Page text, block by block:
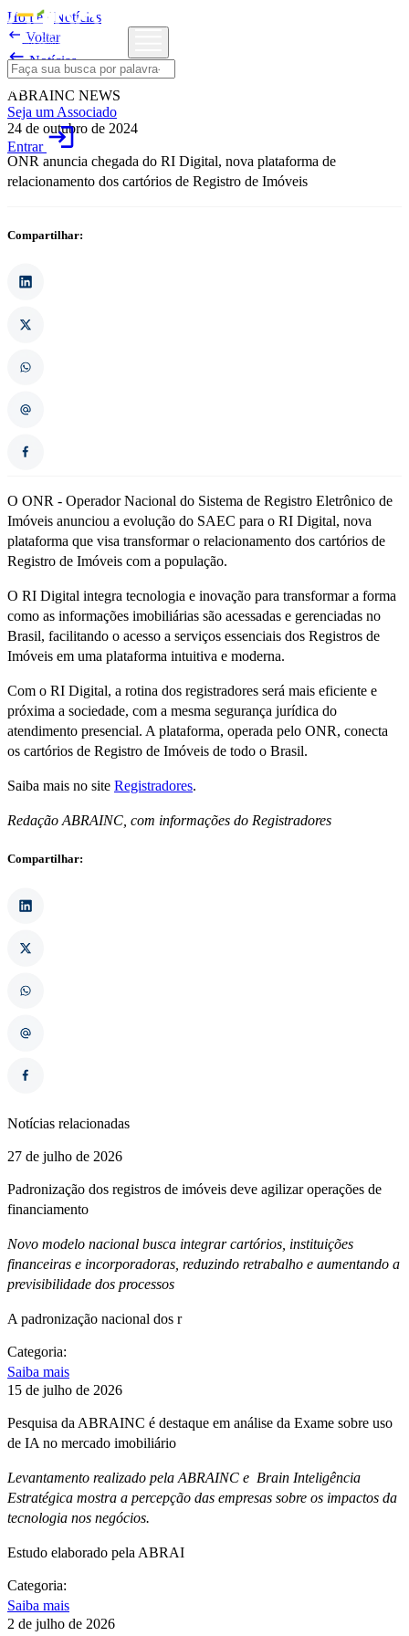
Seja um Associado
Entrarlogin
Home/Notícias
 Voltar
Notícias
ABRAINC NEWS
24 de outubro de 2024
ONR anuncia chegada do RI Digital, nova plataforma de
relacionamento dos cartórios de Registro de Imóveis
Compartilhar:
O ONR - Operador Nacional do Sistema de Registro Eletrônico de
Imóveis anunciou a evolução do SAEC para o RI Digital, nova
plataforma que visa transformar o relacionamento dos cartórios de
Registro de Imóveis com a população.
O RI Digital integra tecnologia e inovação para transformar a forma
como as informações imobiliárias são acessadas e gerenciadas no
Brasil, facilitando o acesso a serviços essenciais dos Registros de
Imóveis em uma plataforma intuitiva e moderna.
Com o RI Digital, a rotina dos registradores será mais eficiente e
próxima a sociedade, com a mesma segurança jurídica do
atendimento presencial. A plataforma, operada pelo ONR, conecta
os cartórios de Registro de Imóveis de todo o Brasil.
Saiba mais no site Registradores.
Redação ABRAINC, com informações do Registradores
Compartilhar:
Notícias relacionadas
27 de julho de 2026
Padronização dos registros de imóveis deve agilizar operações de
financiamento
Novo modelo nacional busca integrar cartórios, instituições
financeiras e incorporadoras, reduzindo retrabalho e aumentando a
previsibilidade dos processos
A padronização nacional dos r
Categoria:
Saiba mais
15 de julho de 2026
Pesquisa da ABRAINC é destaque em análise da Exame sobre uso
de IA no mercado imobiliário
Levantamento realizado pela ABRAINC e Brain Inteligência
Estratégica mostra a percepção das empresas sobre os impactos da
tecnologia nos negócios.
Estudo elaborado pela ABRAI
Categoria:
Saiba mais
2 de julho de 2026